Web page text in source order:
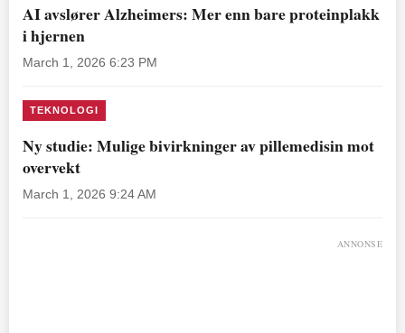
AI avslører Alzheimers: Mer enn bare proteinplakk
i hjernen
March 1, 2026 6:23 PM
TEKNOLOGI
Ny studie: Mulige bivirkninger av pillemedisin mot
overvekt
March 1, 2026 9:24 AM
ANNONSE